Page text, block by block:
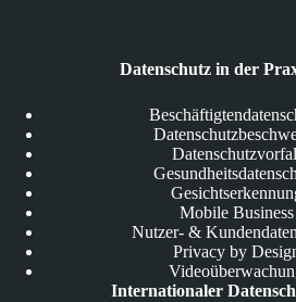
Datenschutz in der
Mobile Business
Nutzer- &
Privacy by
Internationaler